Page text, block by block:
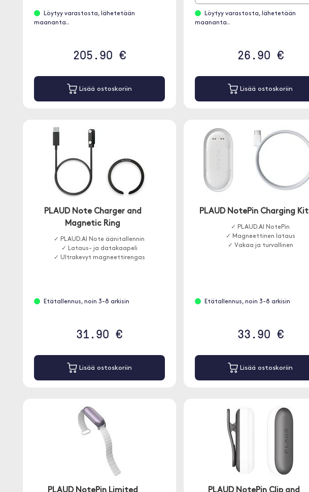
Löytyy varastosta, lähetetään
maananta..
205.90 €
Lisää ostoskoriin
Löytyy varastosta, lähetetään
maananta..
26.90 €
Lisää ostoskoriin
PLAUD Note Charger and
Magnetic Ring
✓ PLAUD.AI Note äänitallennin
✓ Lataus- ja datakaapeli
✓ Ultrakevyt magneettirengas
Etätallennus, noin 3-8 arkisin
31.90 €
Lisää ostoskoriin
PLAUD NotePin Charging Kit
✓ PLAUD.AI NotePin
✓ Magneettinen lataus
✓ Vakaa ja turvallinen
Etätallennus, noin 3-8 arkisin
33.90 €
Lisää ostoskoriin